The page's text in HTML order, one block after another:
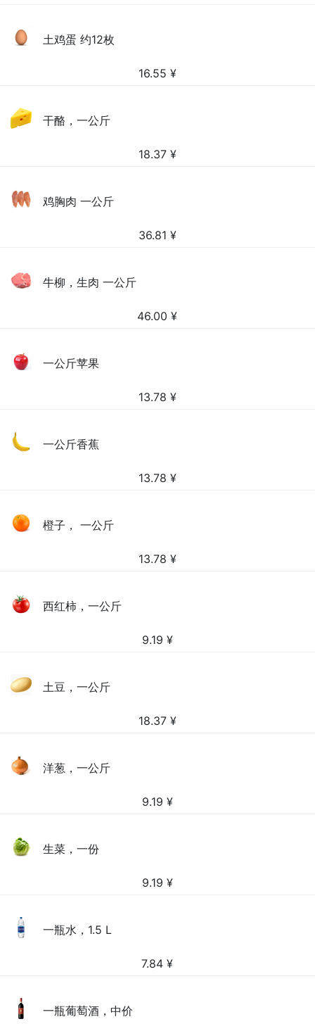
土鸡蛋 约12枚
16.55 ¥
干酪，一公斤
18.37 ¥
鸡胸肉 一公斤
36.81 ¥
牛柳，生肉 一公斤
46.00 ¥
一公斤苹果
13.78 ¥
一公斤香蕉
13.78 ¥
橙子， 一公斤
13.78 ¥
西红柿，一公斤
9.19 ¥
土豆，一公斤
18.37 ¥
洋葱，一公斤
9.19 ¥
生菜，一份
9.19 ¥
一瓶水，1.5 L
7.84 ¥
一瓶葡萄酒，中价